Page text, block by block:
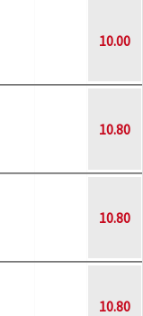
10.00
10.80
10.80
10.80